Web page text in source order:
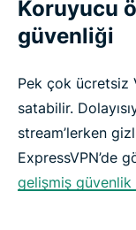
Koruyucu
güvenliği
Pek çok ücretsiz
satabilir.
stream’lerken
ExpressVPN’de
gelişmiş güvenlik